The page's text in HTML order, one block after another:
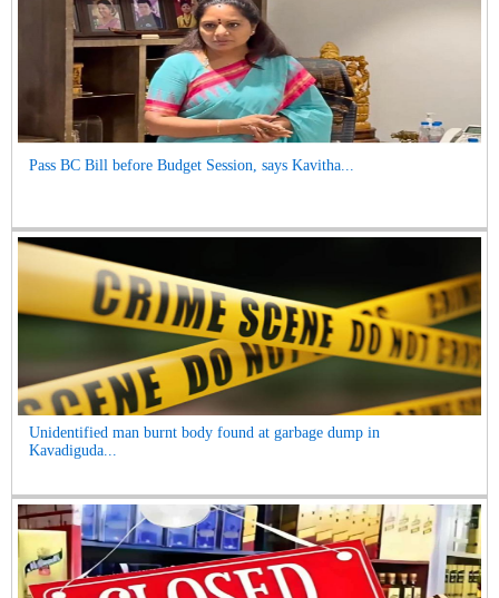
Pass BC Bill before Budget Session, says Kavitha...
Unidentified man burnt body found at garbage dump in
Kavadiguda...